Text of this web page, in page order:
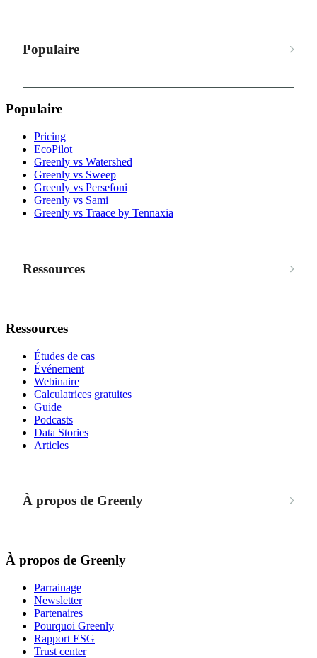
Populaire
Populaire
Pricing
EcoPilot
Greenly vs Watershed
Greenly vs Sweep
Greenly vs Persefoni
Greenly vs Sami
Greenly vs Traace by Tennaxia
Ressources
Ressources
Études de cas
Événement
Webinaire
Calculatrices gratuites
Guide
Podcasts
Data Stories
Articles
À propos de Greenly
À propos de Greenly
Parrainage
Newsletter
Partenaires
Pourquoi Greenly
Rapport ESG
Trust center